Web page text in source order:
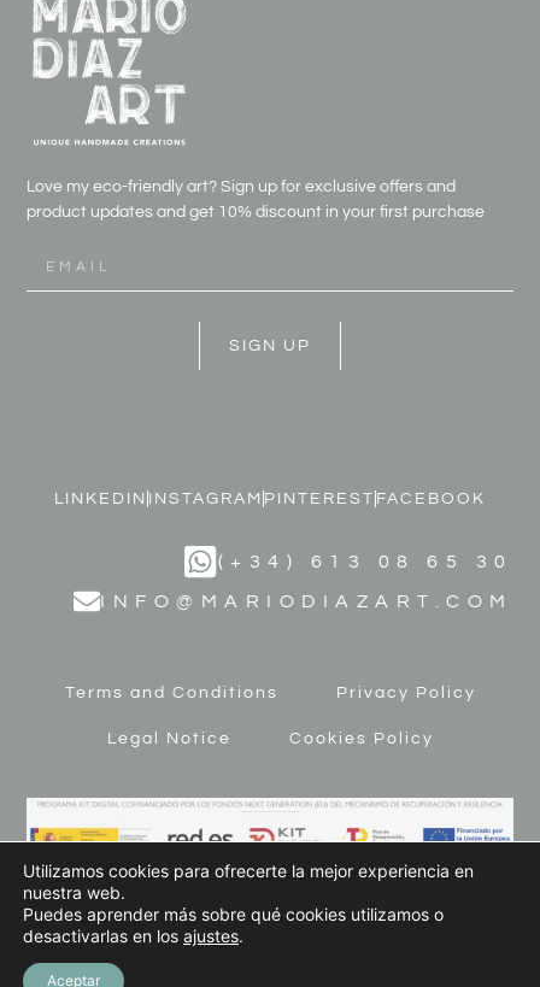
Love my eco-friendly art? Sign up for exclusive offers and
product updates and get 10% discount in your first purchase
SIGN UP
LINKEDIN INSTAGRAM PINTEREST FACEBOOK
(+34) 613 08 65 30
INFO@MARIODIAZART.COM
Terms and Conditions Privacy Policy
Legal Notice Cookies Policy
© 2023 MARIO DÍAZ ART. All Rights Reserved
Utilizamos cookies para ofrecerte la mejor experiencia en
nuestra web.
Puedes aprender más sobre qué cookies utilizamos o
desactivarlas en los ajustes.
Aceptar